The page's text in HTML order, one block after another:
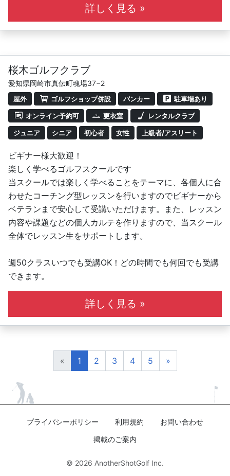
ットを中心に練習したい人
・仕事帰りや買い物ついでなど、ライフスタイルに合わせ
・室内だけでなく、いずれは実践（コースレッスン）にも
挑戦してみたい人
詳しく見る »
桜木ゴルフクラブ
愛知県岡崎市真伝町魂場37−2
屋外 ゴルフショップ併設 バンカー 駐車場あり
オンライン予約可 更衣室 レンタルクラブ
ジュニア シニア 初心者 女性 上級者/アスリート
ビギナー様大歓迎！
楽しく学べるゴルフスクールです
当スクールでは楽しく学べることをテーマに、各個人に合
わせたコーチング型レッスンを行いますのでビギナーから
ベテランまで安心して受講いただけます。また、レッスン
内容や課題などの個人カルテを作りますので、当スクール
全体でレッスン生をサポートします。
週50クラスいつでも受講OK！どの時間でも何回でも受講
できます。
詳しく見る »
« 1 2 3 4 5 »
プライバシーポリシー 利用規約
お問い合わせ
掲載のご案内
© 2026 AnotherShotGolf Inc.